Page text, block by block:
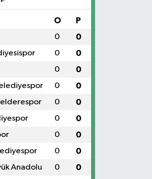
O P
0 0
0 0
0 0
0 0
0 0
0 0
0 0
0 0
Anadolu 0 0